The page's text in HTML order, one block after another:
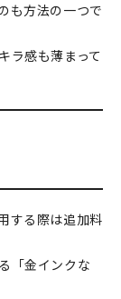
も方法の一つで
ラ感も薄まって
する際は追加料
「金インクな